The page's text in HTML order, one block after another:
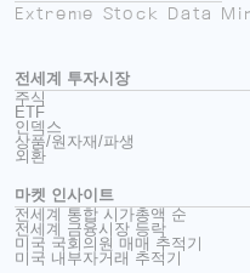
Extreme Stock Data
전세계 투자시장
주식
ETF
인덱스
상품/원자재/파생
외환
마켓 인사이트
전세계 통합 시가총액 순
전세계 금융시장 등락
미국 국회의원 매매 추적기
미국 내부자거래 추적기